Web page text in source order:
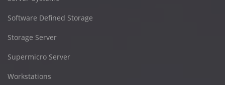
Software Defined Storage
Storage Server
Supermicro Server
Workstations